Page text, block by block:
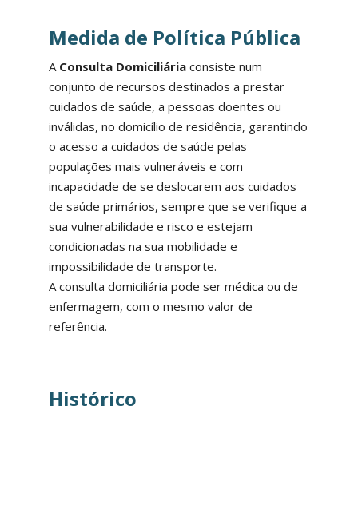
Medida de Política Pública
A Consulta Domiciliáriaconsiste num
conjunto de recursos destinados a prestar
cuidados de saúde, a pessoas doentes ou
inválidas, no domicílio de residência, garantindo
o acesso a cuidados de saúde pelas
populações mais vulneráveis e com
incapacidade de se deslocarem aos cuidados
de saúde primários, sempre que se verifique a
sua vulnerabilidade e risco e estejam
condicionadas na sua mobilidade e
impossibilidade de transporte.
A consulta domiciliária pode ser médica ou de
enfermagem, com o mesmo valor de
referência.
Histórico